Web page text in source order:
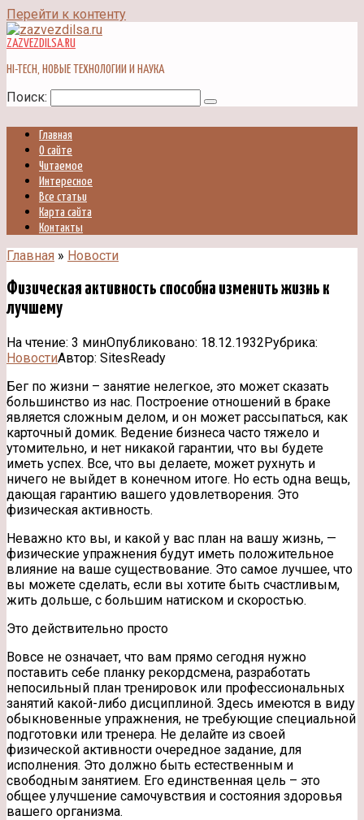
Перейти к контенту
ZAZVEZDILSA.RU
HI-TECH, НОВЫЕ ТЕХНОЛОГИИ И НАУКА
Поиск:
Главная
О сайте
Читаемое
Интересное
Все статьи
Карта сайта
Контакты
Главная » Новости
Физическая активность способна изменить жизнь к
лучшему
На чтение: 3 минОпубликовано: 18.12.1932Рубрика:
НовостиАвтор: SitesReady
Бег по жизни – занятие нелегкое, это может сказать
большинство из нас. Построение отношений в браке
является сложным делом, и он может рассыпаться, как
карточный домик. Ведение бизнеса часто тяжело и
утомительно, и нет никакой гарантии, что вы будете
иметь успех. Все, что вы делаете, может рухнуть и
ничего не выйдет в конечном итоге. Но есть одна вещь,
дающая гарантию вашего удовлетворения. Это
физическая активность.
Неважно кто вы, и какой у вас план на вашу жизнь, —
физические упражнения будут иметь положительное
влияние на ваше существование. Это самое лучшее, что
вы можете сделать, если вы хотите быть счастливым,
жить дольше, с большим натиском и скоростью.
Это действительно просто
Вовсе не означает, что вам прямо сегодня нужно
поставить себе планку рекордсмена, разработать
непосильный план тренировок или профессиональных
занятий какой-либо дисциплиной. Здесь имеются в виду
обыкновенные упражнения, не требующие специальной
подготовки или тренера. Не делайте из своей
физической активности очередное задание, для
исполнения. Это должно быть естественным и
свободным занятием. Его единственная цель – это
общее улучшение самочувствия и состояния здоровья
вашего организма.